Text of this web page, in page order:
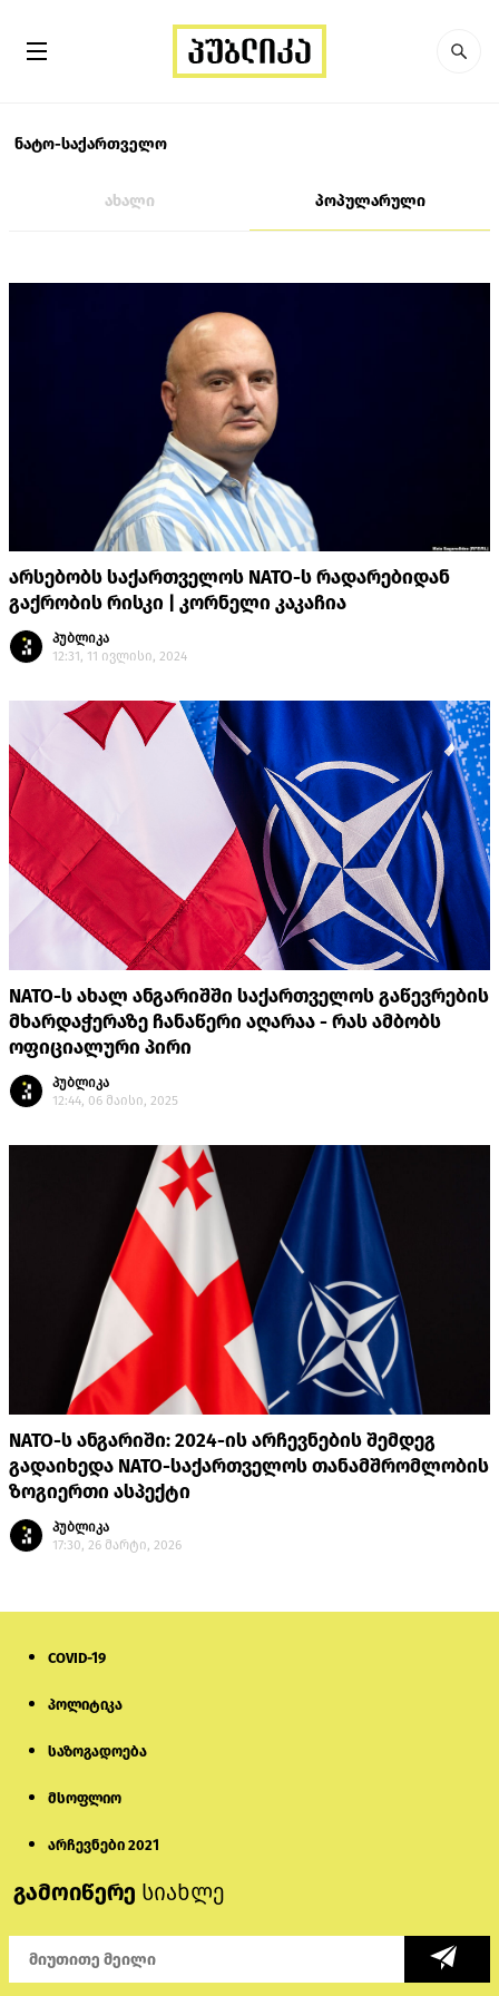
ნატო-საქართველო
ახალი პოპულარული
არსებობს საქართველოს NATO-ს რადარებიდან
გაქრობის რისკი | კორნელი კაკაჩია
პუბლიკა
12:31, 11 ივლისი, 2024
NATO-ს ახალ ანგარიშში საქართველოს გაწევრების
მხარდაჭერაზე ჩანაწერი აღარაა - რას ამბობს
ოფიციალური პირი
პუბლიკა
12:44, 06 მაისი, 2025
NATO-ს ანგარიში: 2024-ის არჩევნების შემდეგ
გადაიხედა NATO-საქართველოს თანამშრომლობის
ზოგიერთი ასპექტი
პუბლიკა
17:30, 26 მარტი, 2026
COVID-19
პოლიტიკა
საზოგადოება
მსოფლიო
არჩევნები 2021
გამოიწერე სიახლე